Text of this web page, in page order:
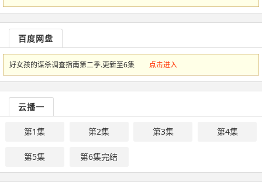
百度网盘
好女孩的谋杀调查指南第二季.更新至6集 点击进入
云播一
第1集 第2集 第3集 第4集
第5集 第6集完结